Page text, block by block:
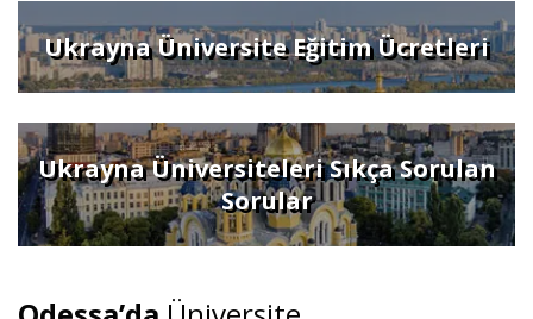
Ukrayna Üniversite Eğitim Ücretleri
Ukrayna Üniversiteleri Sıkça Sorulan
Sorular